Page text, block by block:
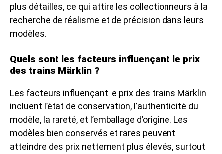
plus détaillés, ce qui attire les collectionneurs à la
recherche de réalisme et de précision dans leurs
modèles.
Quels sont les facteurs influençant le prix
des trains Märklin ?
Les facteurs influençant le prix des trains Märklin
incluent l’état de conservation, l’authenticité du
modèle, la rareté, et l’emballage d’origine. Les
modèles bien conservés et rares peuvent
atteindre des prix nettement plus élevés, surtout